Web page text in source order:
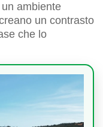
ambiente
un contrasto
che lo